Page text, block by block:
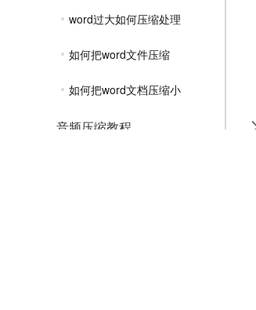
word过大如何压缩处理
如何把word文件压缩
如何把word文档压缩小
音频压缩教程